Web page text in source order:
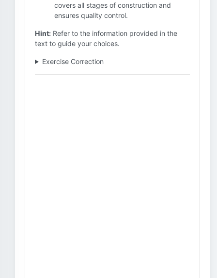
covers all stages of construction and
ensures quality control.
Hint: Refer to the information provided in the
text to guide your choices.
Exercise Correction